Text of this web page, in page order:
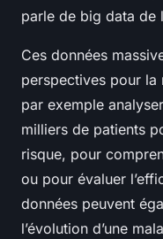
parle de big data de
Ces données
perspectives pour la
par exemple
milliers de patients
risque, pour
ou pour évaluer
données peuvent
l’évolution d’une